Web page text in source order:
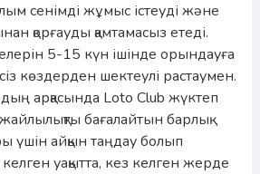
сенімді жұмыс істеуді және
қорғауды қамтамасыз етеді.
5-15 күн ішінде орындауға
көздерден шектеулі растаумен.
арқасында Loto Club жүктеп
бағалайтын барлық
үшін айқын таңдау болып
уақытта, кез келген жерде